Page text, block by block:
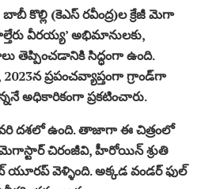
కొల్లి (కెఎస్ రవీంద్ర)ల క్రేజీ మెగా
వీరయ్య’ అభిమానులకు,
తెప్పించడానికి సిద్ధంగా ఉంది.
ప్రపంచవ్యాప్తంగా గ్రాండ్‌గా
అధికారికంగా ప్రకటించారు.
దశలో ఉంది. తాజాగా ఈ చిత్రంలో
చిరంజీవి, హీరోయిన్ శ్రుతి
వెళ్ళింది. అక్కడ వండర్ ఫుల్